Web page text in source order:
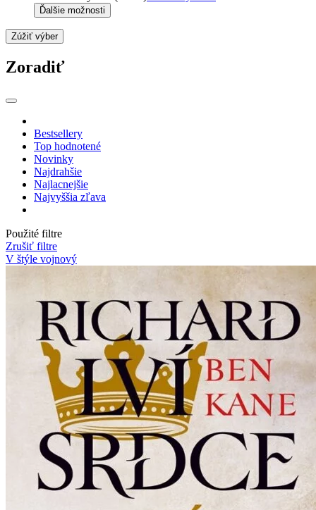
Ďalšie možnosti
Zúžiť výber
Zoradiť
Bestsellery
Top hodnotené
Novinky
Najdrahšie
Najlacnejšie
Najvyššia zľava
Použité filtre
Zrušiť filtre
V štýle vojnový